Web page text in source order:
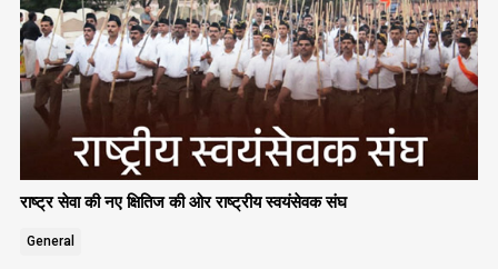
राष्ट्र सेवा की नए क्षितिज की ओर राष्ट्रीय स्वयंसेवक संघ
General